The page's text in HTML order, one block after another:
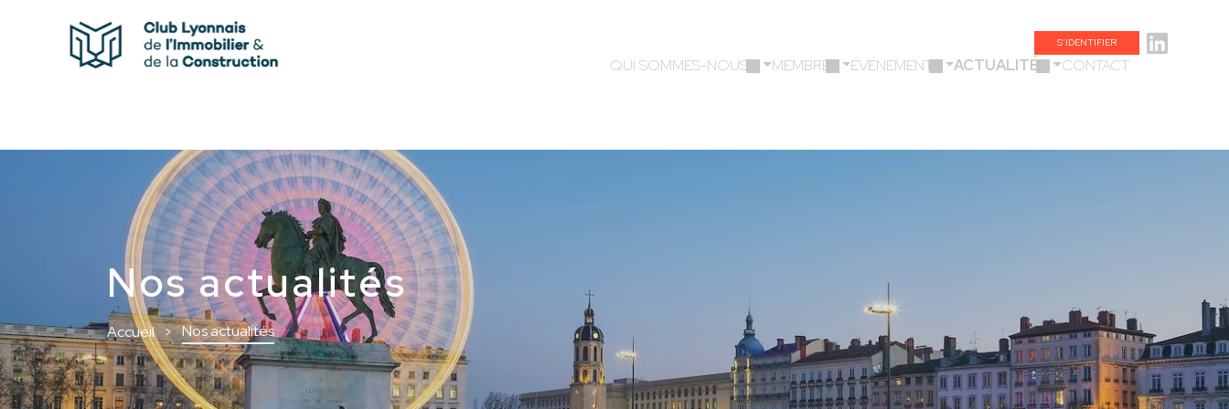
S’IDENTIFIER
QUI SOMMES-NOUS ? MEMBRES ÉVÉNEMENTS ACTUALITÉS CONTACT
Nos actualités
Accueil Nos actualités